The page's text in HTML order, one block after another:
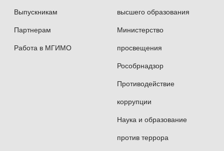
В преподавании широко применяются
современные информационные технологии.
подготовки занимают курсы
с использованием мультимедийных
программ и ресурсов.
Учебные планы 1-4 курса предусматривают
прохождение практики (учебной,
Выпускникам
Партнерам
Работа в МГИМО
высшего образования
Министерство
просвещения
Рособрнадзор
Противодействие
коррупции
Наука и образование
против террора